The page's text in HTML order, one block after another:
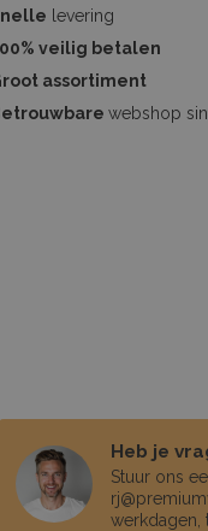
levering
veilig betalen
assortiment
webshop
Heb je
Stuur ons
werkdagen,